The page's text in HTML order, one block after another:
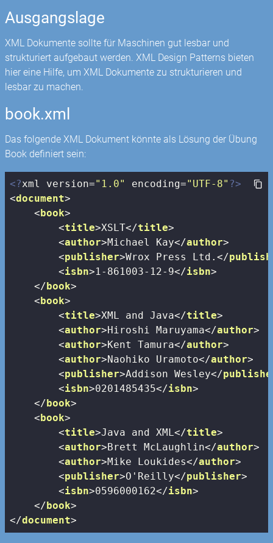
Ausgangslage
XML Dokumente sollte für Maschinen gut lesbar und
strukturiert aufgebaut werden. XML Design Patterns bieten
hier eine Hilfe, um XML Dokumente zu strukturieren und
lesbar zu machen.
book.xml
Das folgende XML Dokument könnte als Lösung der Übung
Book definiert sein:
<?xml version="1.0" encoding="UTF-8" ?>
<document>
<book>
<title>XSLT</title>
<author>Michael Kay</author>
<publisher>Wrox Press Ltd.</
<isbn>1-861003-12-9</isbn>
</book>
<book>
<title>XML and Java</title>
<author>Hiroshi Maruyama</author>
<author>Kent Tamura</author>
<author>Naohiko Uramoto</author>
<publisher>Addison Wesley</
<isbn>0201485435</isbn>
</book>
<book>
<title>Java and XML</title>
<author>Brett McLaughlin</author>
<author>Mike Loukides</author>
<publisher>O'Reilly</publisher>
<isbn>0596000162</isbn>
</book>
</document>